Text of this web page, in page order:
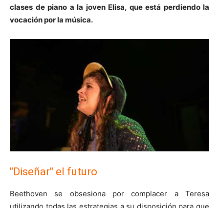
clases de piano a la joven Elisa, que está perdiendo la
vocación por la música.
"Diseñar" el futuro
Beethoven se obsesiona por complacer a Teresa